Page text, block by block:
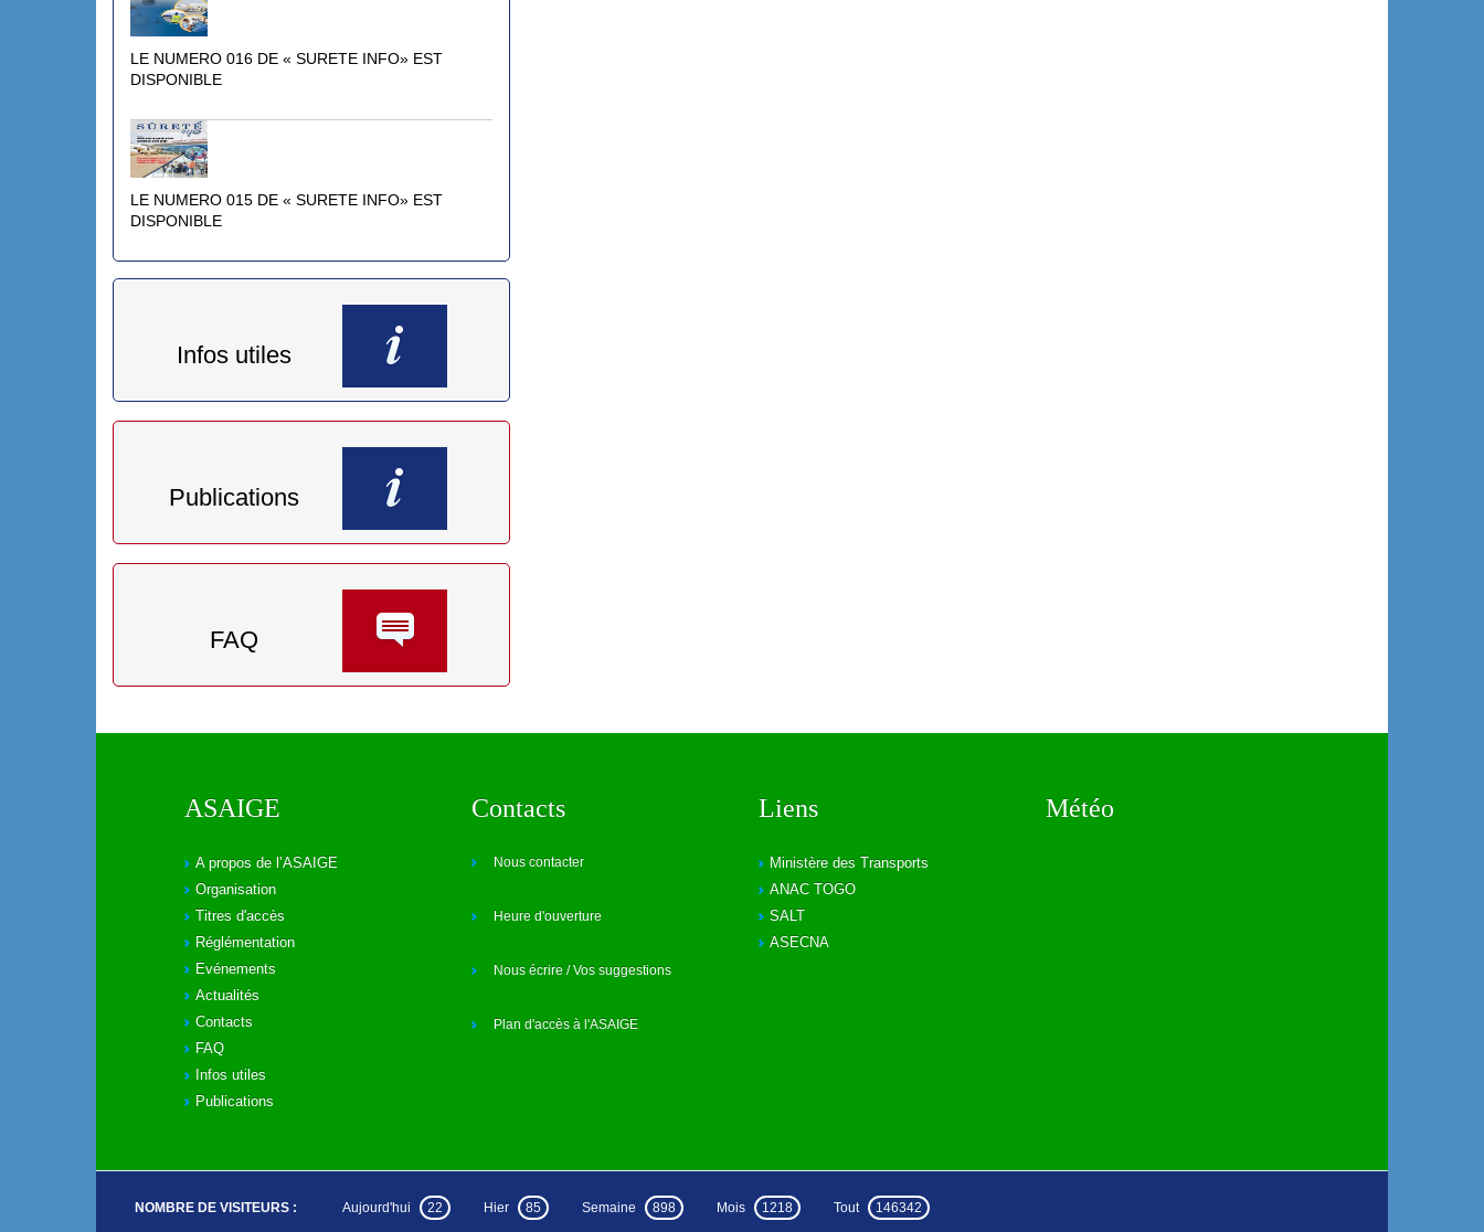
LE NUMERO 016 DE « SURETE INFO» EST
DISPONIBLE
LE NUMERO 015 DE « SURETE INFO» EST
DISPONIBLE
Infos utiles
Publications
FAQ
ASAIGE
A propos de l’ASAIGE
Organisation
Titres d'accès
Réglémentation
Evénements
Actualités
Contacts
FAQ
Infos utiles
Publications
Contacts
Nous contacter
Heure d'ouverture
Nous écrire / Vos suggestions
Plan d'accès à l'ASAIGE
Liens
Ministère des Transports
ANAC TOGO
SALT
ASECNA
Météo
NOMBRE DE VISITEURS : Aujourd'hui 22 Hier 85 Semaine 898 Mois 1218 Tout 146342